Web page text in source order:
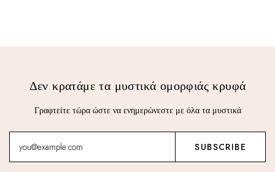
Δεν κρατάμε τα μυστικά ομορφιάς κρυφά
Γραφτείτε τώρα ώστε να ενημερώνεστε με όλα τα μυστικά